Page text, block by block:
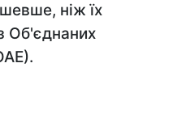
ніж їх
Об'єднаних